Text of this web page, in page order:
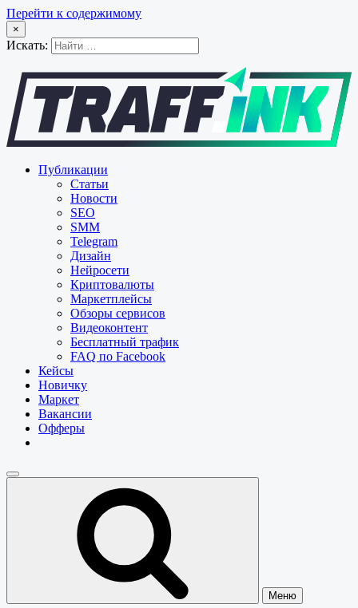
Перейти к содержимому
×
Искать:
Публикации
Статьи
Новости
SEO
SMM
Telegram
Дизайн
Нейросети
Криптовалюты
Маркетплейсы
Обзоры сервисов
Видеоконтент
Бесплатный трафик
FAQ по Facebook
Кейсы
Новичку
Маркет
Вакансии
Офферы
Меню